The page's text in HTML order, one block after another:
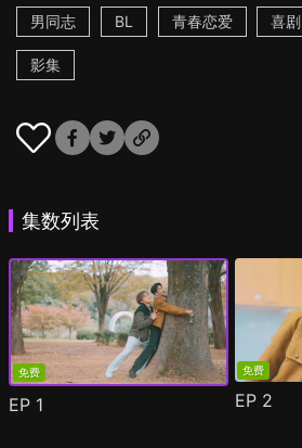
男同志
BL 青春恋爱 喜剧
影集
集数列表
免费
EP 1
免费
EP 2